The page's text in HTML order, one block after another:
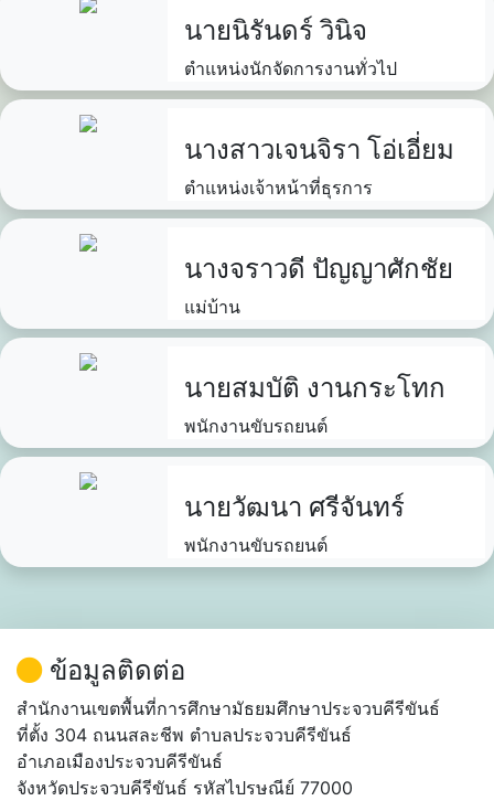
นายนิรันดร์ วินิจ
ตำแหน่งนักจัดการงานทั่วไป
นางสาวเจนจิรา โอ่เอี่ยม
ตำแหน่งเจ้าหน้าที่ธุรการ
นางจราวดี ปัญญาศักชัย
แม่บ้าน
นายสมบัติ งานกระโทก
พนักงานขับรถยนต์
นายวัฒนา ศรีจันทร์
พนักงานขับรถยนต์
ข้อมูลติดต่อ
สำนักงานเขตพื้นที่การศึกษามัธยมศึกษาประจวบคีรีขันธ์
ที่ตั้ง 304 ถนนสละชีพ ตำบลประจวบคีรีขันธ์
อำเภอเมืองประจวบคีรีขันธ์
จังหวัดประจวบคีรีขันธ์ รหัสไปรษณีย์ 77000